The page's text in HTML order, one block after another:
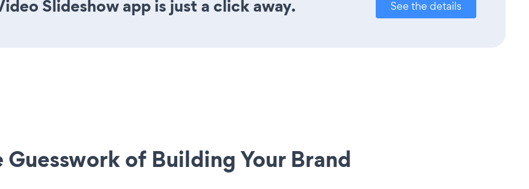
Slideshow app is just a click away. See the details
Guesswork of Building Your Brand